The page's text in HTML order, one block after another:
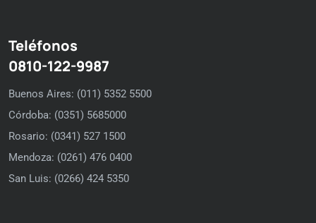
Teléfonos
0810-122-9987
Buenos Aires: (011) 5352 5500
Córdoba: (0351) 5685000
Rosario: (0341) 527 1500
Mendoza: (0261) 476 0400
San Luis: (0266) 424 5350